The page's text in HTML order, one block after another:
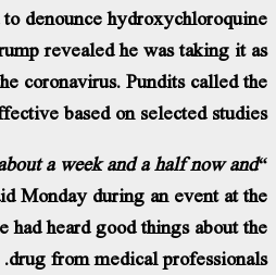
to denounce
revealed he was taking it
the coronavirus. Pundits called
based on selected
about a week and a half now
Monday during an event at
had heard good things about
drug from medical